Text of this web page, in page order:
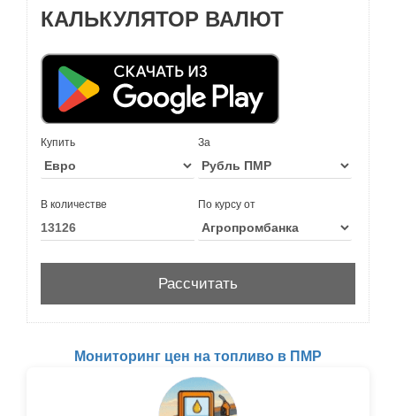
КАЛЬКУЛЯТОР ВАЛЮТ
Купить За
В количестве По курсу от
Мониторинг цен на топливо в ПМР